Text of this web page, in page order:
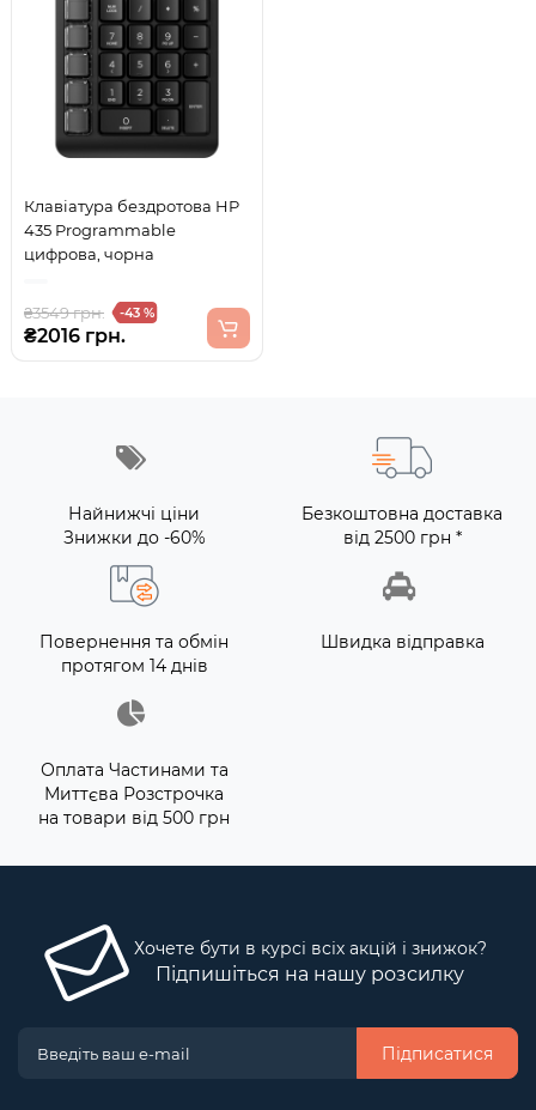
Клавіатура бездротова HP
435 Programmable
цифрова, чорна
₴3549 грн. -43 %
₴2016 грн.
Найнижчі ціни
Знижки до -60%
Безкоштовна доставка
від 2500 грн *
Повернення та обмін
протягом 14 днів
Швидка відправка
Оплата Частинами та
Миттєва Розстрочка
на товари від 500 грн
Хочете бути в курсі всіх акцій і знижок?
Підпишіться на нашу розсилку
Підписатися